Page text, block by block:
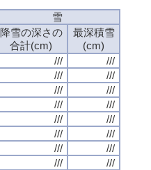
雪
降雪の深さの
合計(cm)
最深積雪
(cm)
///
///
///
///
///
///
///
///
///
///
///
///
///
///
///
///
雪
降雪の深さの
合計(cm)
最深積雪
(cm)
///
///
///
///
///
///
///
///
///
///
///
///
///
///
///
///
雪
降雪の深さの
合計(cm)
最深積雪
(cm)
///
///
///
///
///
///
///
///
///
///
///
///
///
///
///
///
雪
降雪の深さの
合計(cm)
最深積雪
(cm)
///
///
///
///
///
///
///
///
///
///
///
///
///
///
///
///